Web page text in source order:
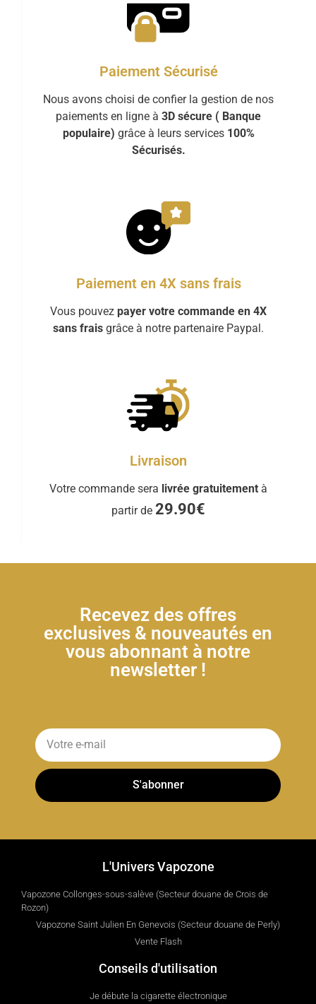
Paiement Sécurisé
Nous avons choisi de confier la gestion de nos
paiements en ligne à 3D sécure ( Banque
populaire) grâce à leurs services 100%
Sécurisés.
Paiement en 4X sans frais
Vous pouvez payer votre commande en 4X
sans frais grâce à notre partenaire Paypal.
Livraison
Votre commande sera livrée gratuitement à
partir de 29.90€
Recevez des offres
exclusives & nouveautés en
vous abonnant à notre
newsletter !
S'abonner
L'Univers Vapozone
Vapozone Collonges-sous-salève (Secteur douane de Crois de
Rozon)
Vapozone Saint Julien En Genevois (Secteur douane de Perly)
Vente Flash
Conseils d'utilisation
Je débute la cigarette électronique